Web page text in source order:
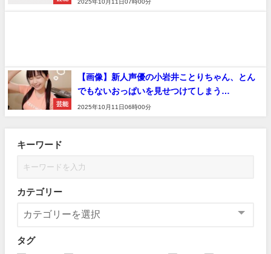
2025年10月11日07時00分
芸能
【画像】新人声優の小岩井ことりちゃん、とん
でもないおっぱいを見せつけてしまう…
2025年10月11日06時00分
キーワード
カテゴリー
タグ